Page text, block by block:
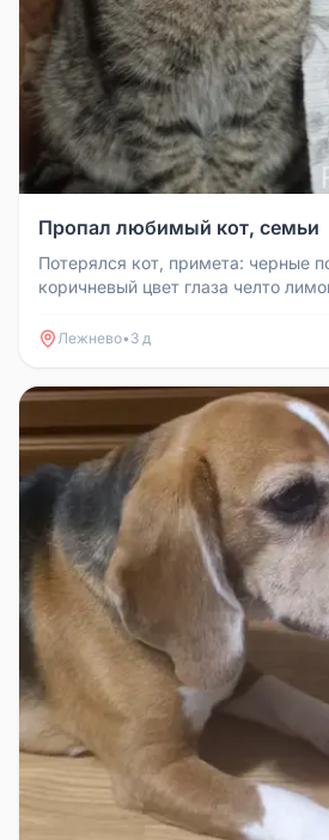
Пропал любимый кот, семьи
Потерялся кот, примета: черные
коричневый цвет глаза челто
Лежнево• 3 д